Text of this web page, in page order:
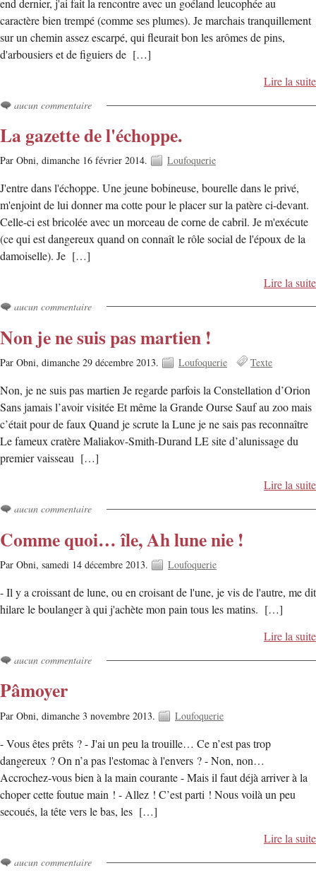
end dernier, j'ai fait la rencontre avec un goéland leucophée au
caractère bien trempé (comme ses plumes). Je marchais tranquillement
sur un chemin assez escarpé, qui fleurait bon les arômes de pins,
d'arbousiers et de figuiers de […]
Lire la suite
aucun commentaire
La gazette de l'échoppe.
Par Obni, dimanche 16 février 2014. Loufoquerie
J'entre dans l'échoppe. Une jeune bobineuse, bourelle dans le privé,
m'enjoint de lui donner ma cotte pour le placer sur la patère ci-devant.
Celle-ci est bricolée avec un morceau de corne de cabril. Je m'exécute
(ce qui est dangereux quand on connaît le rôle social de l'époux de la
damoiselle). Je […]
Lire la suite
aucun commentaire
Non je ne suis pas martien !
Par Obni, dimanche 29 décembre 2013. Loufoquerie Texte
Non, je ne suis pas martien Je regarde parfois la Constellation d’Orion
Sans jamais l’avoir visitée Et même la Grande Ourse Sauf au zoo mais
c’était pour de faux Quand je scrute la Lune je ne sais pas reconnaître
Le fameux cratère Maliakov-Smith-Durand LE site d’alunissage du
premier vaisseau […]
Lire la suite
aucun commentaire
Comme quoi… île, Ah lune nie !
Par Obni, samedi 14 décembre 2013. Loufoquerie
- Il y a croissant de lune, ou en croisant de l'une, je vis de l'autre, me dit
hilare le boulanger à qui j'achète mon pain tous les matins. […]
Lire la suite
aucun commentaire
Pâmoyer
Par Obni, dimanche 3 novembre 2013. Loufoquerie
- Vous êtes prêts ? - J'ai un peu la trouille… Ce n’est pas trop
dangereux ? On n’a pas l'estomac à l'envers ? - Non, non…
Accrochez-vous bien à la main courante - Mais il faut déjà arriver à la
choper cette foutue main ! - Allez ! C’est parti ! Nous voilà un peu
secoués, la tête vers le bas, les […]
Lire la suite
aucun commentaire